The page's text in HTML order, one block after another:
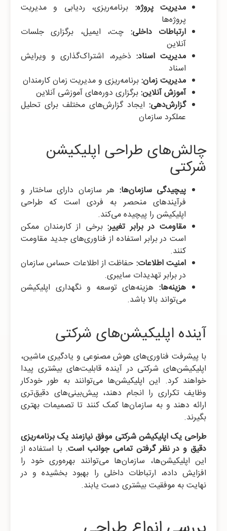
مدیریت پروژه: برنامه‌ریزی، ردیابی و مدیریت
پروژه‌ها
ارتباطات داخلی: چت، ایمیل، برگزاری جلسات
آنلاین
مدیریت اسناد: ذخیره، اشتراک‌گذاری و ویرایش
اسناد
مدیریت زمان:برنامه‌ریزی و مدیریت زمان کارمندان
آموزش آنلاین:برگزاری دوره‌های آموزشی آنلاین
گزارش‌دهی: ایجاد گزارش‌های مختلف برای تحلیل
عملکرد سازمان
چالش‌های طراحی اپلیکیشن
شرکتی
پیچیدگی سازمان‌ها: هر سازمان دارای ساختار و
فرآیندهای منحصر به فردی است که طراحی
اپلیکیشن را پیچیده می‌کند.
مقاومت در برابر تغییر:برخی از کارمندان ممکن
است در برابر استفاده از فناوری‌های جدید مقاومت
کنند.
امنیت اطلاعات: حفاظت از اطلاعات حساس سازمان
در برابر تهدیدات سایبری.
هزینه‌ها: هزینه‌های توسعه و نگهداری اپلیکیشن
می‌تواند بالا باشد.
آینده اپلیکیشن‌های شرکتی
با پیشرفت فناوری‌های هوش مصنوعی و یادگیری ماشین،
اپلیکیشن‌های شرکتی در آینده قابلیت‌های بیشتری پیدا
خواهند کرد. این اپلیکیشن‌ها می‌توانند به طور خودکار
وظایف تکراری را انجام دهند، پیش‌بینی‌های دقیق‌تری
ارائه دهند و به سازمان‌ها کمک کنند تا تصمیمات بهتری
بگیرند.
طراحی یک اپلیکیشن شرکتی موفق نیازمند یک برنامه‌ریزی
دقیق و در نظر گرفتن تمامی جوانب است. با استفاده از
این اپلیکیشن‌ها، سازمان‌ها می‌توانند بهره‌وری خود را
افزایش داده، ارتباطات داخلی را بهبود بخشیده و در
نهایت به موفقیت بیشتری دست یابند.